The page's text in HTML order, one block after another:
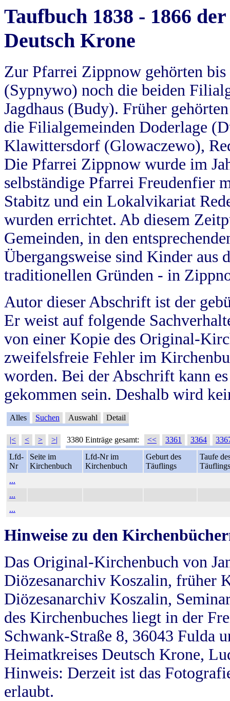
Taufbuch 1838 - 1866
Deutsch Krone
Zur Pfarrei Zippnow gehörten
(Sypnywo) noch die beiden
Jagdhaus (Budy). Früher
die Filialgemeinden Doderlage
Klawittersdorf (Glowaczewo),
Die Pfarrei Zippnow wurde im
selbständige Pfarrei Freudenfier
Stabitz und ein Lokalvikariat
wurden errichtet. Ab diesem
Gemeinden, in den
Übergangsweise sind Kinder aus
traditionellen Gründen - in
Autor dieser Abschrift ist der
Er weist auf folgende
von einer Kopie des Original-
zweifelsfreie Fehler im
worden. Bei der Abschrift kann
gekommen sein. Deshalb wird
Alles Suchen Auswahl Detail
|< < > >| 3380 Einträge gesamt: << 3361 3364
Lfd-
Nr
Seite im
Kirchenbuch
Lfd-Nr im
Kirchenbuch
Geburt des
Täuflings
Taufe
Täuflings
...
...
...
Hinweise zu den
Das Original-Kirchenbuch von
Diözesanarchiv Koszalin, früher
Diözesanarchiv Koszalin,
des Kirchenbuches liegt in der
Schwank-Straße 8, 36043 Fulda
Heimatkreises Deutsch Krone,
Hinweis: Derzeit ist das
erlaubt.